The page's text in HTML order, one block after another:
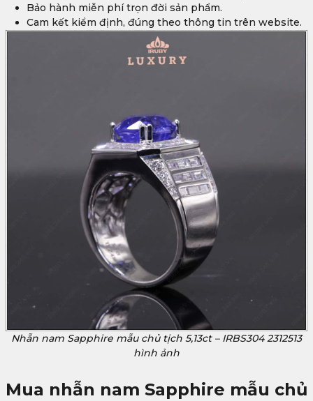
Bảo hành miễn phí trọn đời sản phẩm.
Cam kết kiểm định, đúng theo thông tin trên website.
Nhẫn nam Sapphire mẫu chủ tịch 5,13ct – IRBS304 2312513
hình ảnh
Mua nhẫn nam Sapphire mẫu chủ